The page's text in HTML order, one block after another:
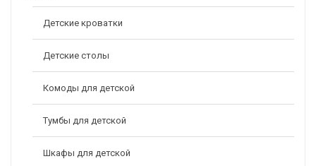
Детские кроватки
Детские столы
Комоды для детской
Тумбы для детской
Шкафы для детской